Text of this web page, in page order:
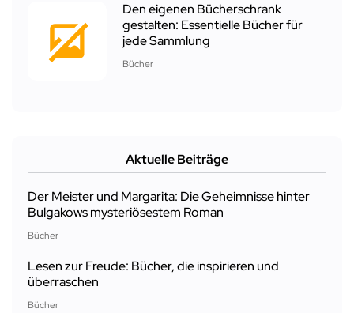
Den eigenen Bücherschrank
gestalten: Essentielle Bücher für
jede Sammlung
Bücher
Aktuelle Beiträge
Der Meister und Margarita: Die Geheimnisse hinter
Bulgakows mysteriösestem Roman
Bücher
Lesen zur Freude: Bücher, die inspirieren und
überraschen
Bücher